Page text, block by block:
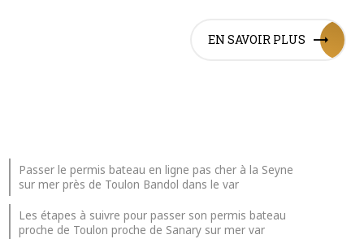
EN SAVOIR PLUS
Passer le permis bateau en ligne pas cher à la Seyne
sur mer près de Toulon Bandol dans le var
Les étapes à suivre pour passer son permis bateau
proche de Toulon proche de Sanary sur mer var